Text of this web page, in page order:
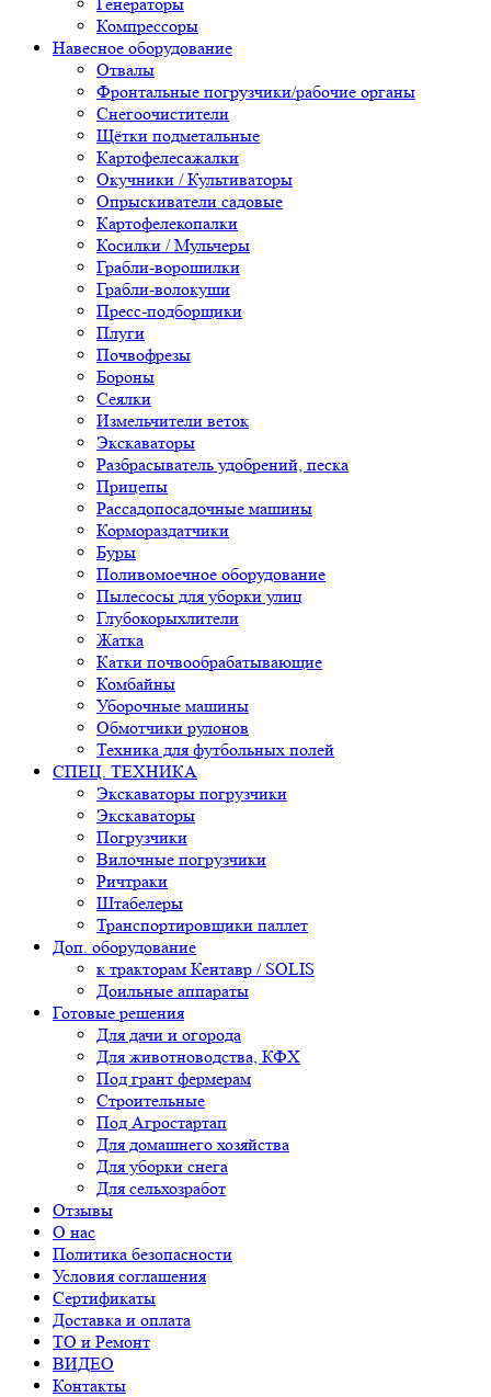
Компрессоры
Навесное оборудование
Отвалы
Фронтальные погрузчики/рабочие органы
Снегоочистители
Щётки подметальные
Картофелесажалки
Окучники / Культиваторы
Опрыскиватели садовые
Картофелекопалки
Косилки / Мульчеры
Грабли-ворошилки
Грабли-волокуши
Пресс-подборщики
Плуги
Почвофрезы
Бороны
Сеялки
Измельчители веток
Экскаваторы
Разбрасыватель удобрений, песка
Прицепы
Рассадопосадочные машины
Кормораздатчики
Буры
Поливомоечное оборудование
Пылесосы для уборки улиц
Глубокорыхлители
Жатка
Катки почвообрабатывающие
Комбайны
Уборочные машины
Обмотчики рулонов
Техника для футбольных полей
СПЕЦ. ТЕХНИКА
Экскаваторы погрузчики
Экскаваторы
Погрузчики
Вилочные погрузчики
Ричтраки
Штабелеры
Транспортировщики паллет
Доп. оборудование
к тракторам Кентавр / SOLIS
Доильные аппараты
Готовые решения
Для дачи и огорода
Для животноводства, КФХ
Под грант фермерам
Строительные
Под Агростартап
Для домашнего хозяйства
Для уборки снега
Для сельхозработ
Отзывы
О нас
Политика безопасности
Условия соглашения
Сертификаты
Доставка и оплата
ТО и Ремонт
ВИДЕО
Контакты